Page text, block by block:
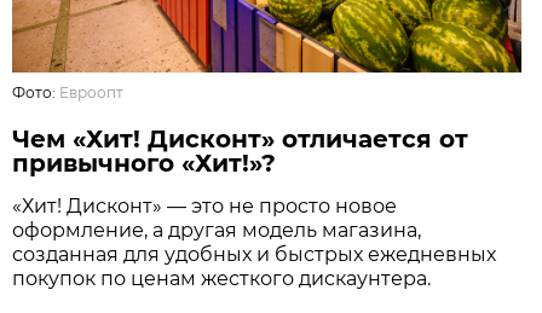
Фото: Евроопт
Чем «Хит! Дисконт» отличается от
привычного «Хит!»?
«Хит! Дисконт» — это не просто новое
оформление, а другая модель магазина,
созданная для удобных и быстрых ежедневных
покупок по ценам жесткого дискаунтера.